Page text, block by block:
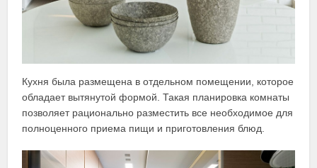
Кухня была размещена в отдельном помещении, которое
обладает вытянутой формой. Такая планировка комнаты
позволяет рационально разместить все необходимое для
полноценного приема пищи и приготовления блюд.